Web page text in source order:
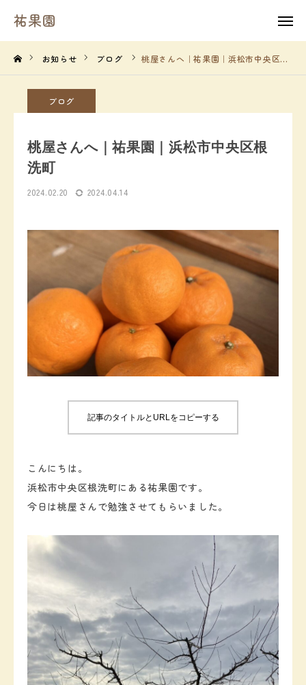
祐果園
お知らせ ブログ 桃屋さんへ｜祐果園｜浜松市中央区根洗町
ブログ
桃屋さんへ｜祐果園｜浜松市中央区根
洗町
2024.02.20 2024.04.14
記事のタイトルとURLをコピーする
こんにちは。
浜松市中央区根洗町にある祐果園です。
今日は桃屋さんで勉強させてもらいました。
祐果園
instagram
HOME
祐果園の果物
農園の１年間
よくあるご質問
農園情報
お問い合わせ